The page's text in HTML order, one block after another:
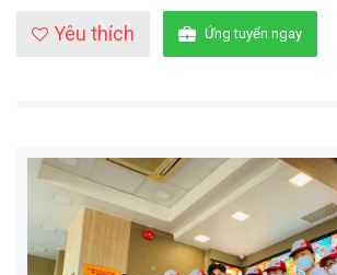
Yêu thích Ứng tuyển ngay